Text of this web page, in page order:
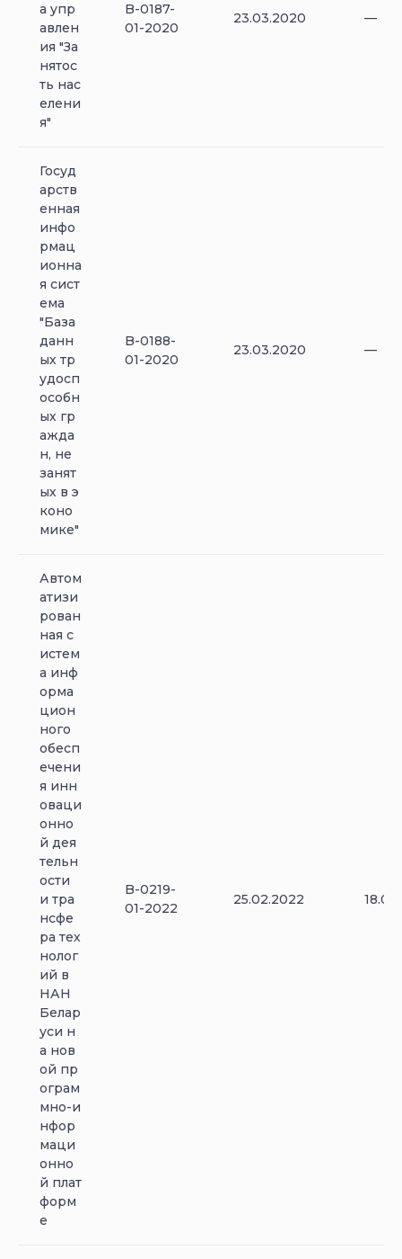
а упр
авлен
ия "За
нятос
ть нас
елени
я"
B-0187-
01-2020
23.03.2020 —
Госуд
арств
енная
инфо
рмац
ионна
я сист
ема
"База
данн
ых тр
удосп
особн
ых гр
ажда
н, не
занят
ых в э
коно
мике"
B-0188-
01-2020
23.03.2020 —
Автом
атизи
рован
ная с
истем
а инф
орма
цион
ного
обесп
ечени
я инн
оваци
онно
й дея
тельн
ости
и тра
нсфе
ра тех
нолог
ий в
НАН
Белар
уси н
а нов
ой пр
ограм
мно-и
нфор
маци
онно
й плат
форм
е
B-0219-
01-2022
25.02.2022